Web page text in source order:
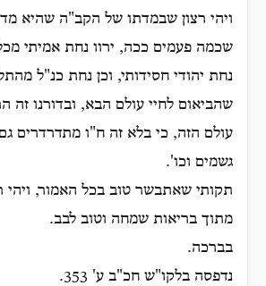
ויהי רצון שבמדתו של הקב"ה שהיא
שכמה פעמים ככה, ירוו נחת אמיתי
נחת יהודי חסידותי, וכן נחת כנ"ל
שהביאום לחיי עולם הבא, ובדורנו זה
עולם הזה, כי בלא זה ח"ו מתדרדרים גם
גשמים וכו'.
תקותי שאתבשר טוב בכל האמור, ויהי
מתוך בריאות שמחה וטוב לבב.
בברכה.
נדפסה בלקו"ש חכ"ב ע' 353.